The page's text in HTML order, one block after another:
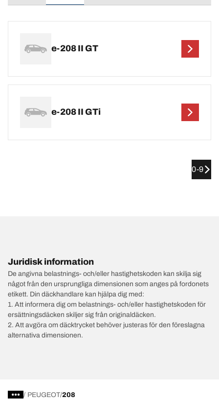
e-208 II GT
e-208 II GTi
0-9
Juridisk information
De angivna belastnings- och/eller hastighetskoden kan skilja sig
något från den ursprungliga dimensionen som anges på fordonets
etikett. Din däckhandlare kan hjälpa dig med:
1. Att informera dig om belastnings- och/eller hastighetskoden för
ersättningsdäcken skiljer sig från originaldäcken.
2. Att avgöra om däcktrycket behöver justeras för den föreslagna
alternativa dimensionen.
/ PEUGEOT 208